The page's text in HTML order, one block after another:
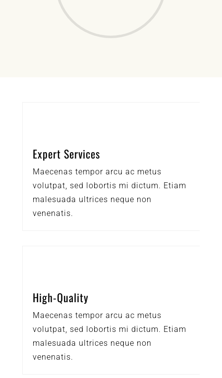
Expert Services
Maecenas tempor arcu ac metus
volutpat, sed lobortis mi dictum. Etiam
malesuada ultrices neque non
venenatis.
High-Quality
Maecenas tempor arcu ac metus
volutpat, sed lobortis mi dictum. Etiam
malesuada ultrices neque non
venenatis.